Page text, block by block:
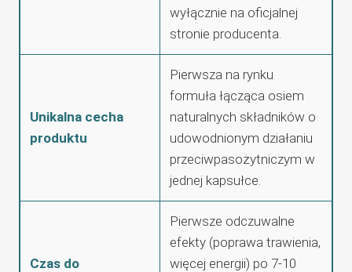
wyłącznie na oficjalnej
stronie producenta.
Unikalna cecha
produktu
Pierwsza na rynku
formuła łącząca osiem
naturalnych składników o
udowodnionym działaniu
przeciwpasożytniczym w
jednej kapsułce.
Czas do
Pierwsze odczuwalne
efekty (poprawa trawienia,
więcej energii) po 7-10